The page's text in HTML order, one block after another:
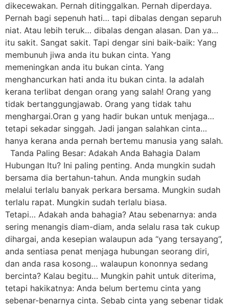
dikecewakan. Pernah ditinggalkan. Pernah diperdaya.
Pernah bagi sepenuh hati… tapi dibalas dengan separuh
niat. Atau lebih teruk… dibalas dengan alasan. Dan ya…
itu sakit. Sangat sakit. Tapi dengar sini baik-baik: Yang
membunuh jiwa anda itu bukan cinta. Yang
memeningkan anda itu bukan cinta. Yang
menghancurkan hati anda itu bukan cinta. Ia adalah
kerana terlibat dengan orang yang salah! Orang yang
tidak bertanggungjawab. Orang yang tidak tahu
menghargai.Oran g yang hadir bukan untuk menjaga…
tetapi sekadar singgah. Jadi jangan salahkan cinta…
hanya kerana anda pernah bertemu manusia yang salah.
Tanda Paling Besar: Adakah Anda Bahagia Dalam
Hubungan Itu? Ini paling penting. Anda mungkin sudah
bersama dia bertahun-tahun. Anda mungkin sudah
melalui terlalu banyak perkara bersama. Mungkin sudah
terlalu rapat. Mungkin sudah terlalu biasa.
Tetapi… Adakah anda bahagia? Atau sebenarnya: anda
sering menangis diam-diam, anda selalu rasa tak cukup
dihargai, anda kesepian walaupun ada “yang tersayang”,
anda sentiasa penat menjaga hubungan seorang diri,
dan anda rasa kosong… walaupun kononnya sedang
bercinta? Kalau begitu… Mungkin pahit untuk diterima,
tetapi hakikatnya: Anda belum bertemu cinta yang
sebenar-benarnya cinta. Sebab cinta yang sebenar tidak